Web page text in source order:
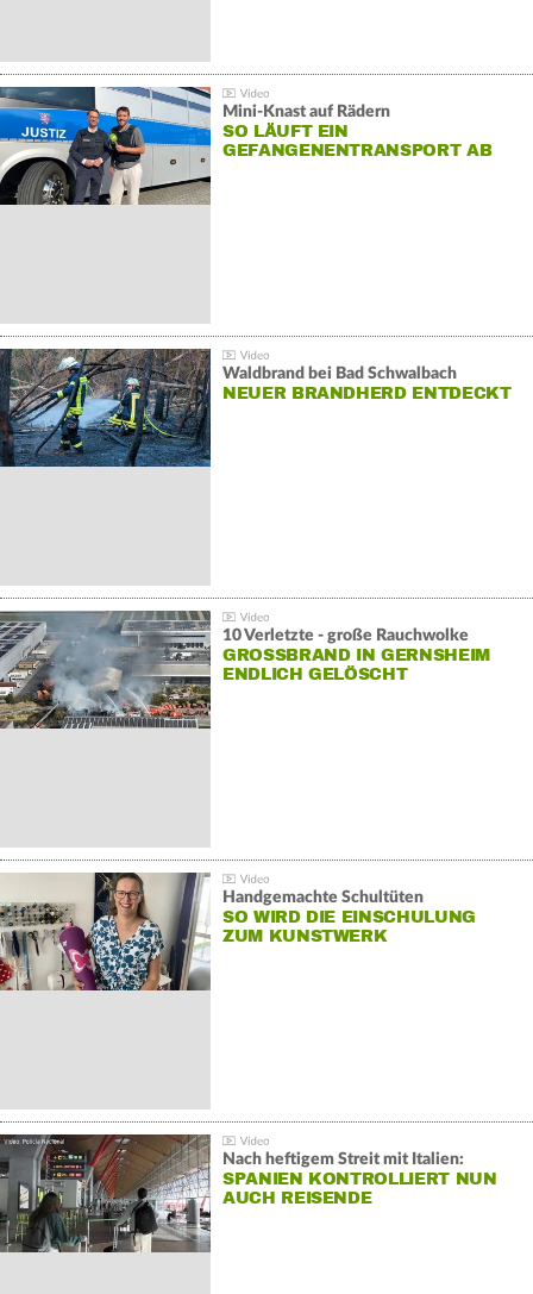
Mini-Knast auf Rädern
SO LÄUFT EIN
GEFANGENENTRANSPORT AB
Waldbrand bei Bad Schwalbach
NEUER BRANDHERD ENTDECKT
10 Verletzte - große Rauchwolke
GROSSBRAND IN GERNSHEIM E
NDLICH GELÖSCHT
Handgemachte Schultüten
SO WIRD DIE EINSCHULUNG
ZUM KUNSTWERK
Nach heftigem Streit mit Italien:
SPANIEN KONTROLLIERT NUN
AUCH REISENDE